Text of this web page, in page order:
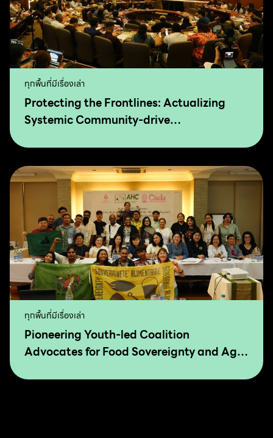
ทุกพื้นที่มีเรื่องเล่า
Protecting the Frontlines: Actualizing
Systemic Community-drive
ทุกพื้นที่มีเรื่องเล่า
Pioneering Youth-led Coalition
Advocates for Food Sovereignty and Agro